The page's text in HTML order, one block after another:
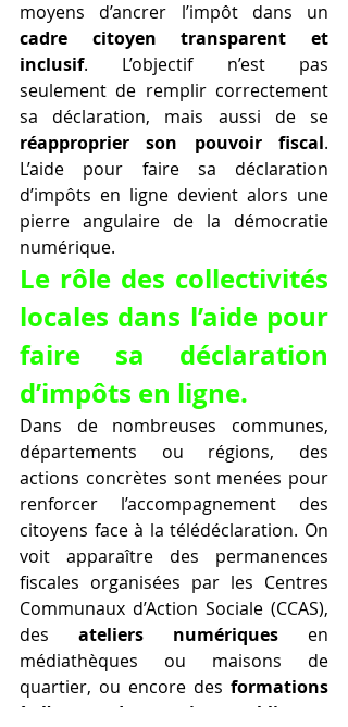
cadre citoyen transparent et
inclusif. L’objectif n’est pas
seulement de remplir correctement
réapproprier son pouvoir fiscal.
L’aide pour faire sa déclaration
d’impôts en ligne devient alors une
pierre angulaire de la démocratie
numérique.
Le rôle des collectivités
locales dans l’aide pour
faire sa déclaration
d’impôts en ligne.
Dans de nombreuses communes,
départements ou régions, des
actions concrètes sont menées pour
renforcer l’accompagnement des
citoyens face à la télédéclaration. On
voit apparaître des permanences
fiscales organisées par les Centres
Communaux d’Action Sociale (CCAS),
des ateliers numériques en
médiathèques ou maisons de
quartier, ou encore des formations
à l’usage des services publics en